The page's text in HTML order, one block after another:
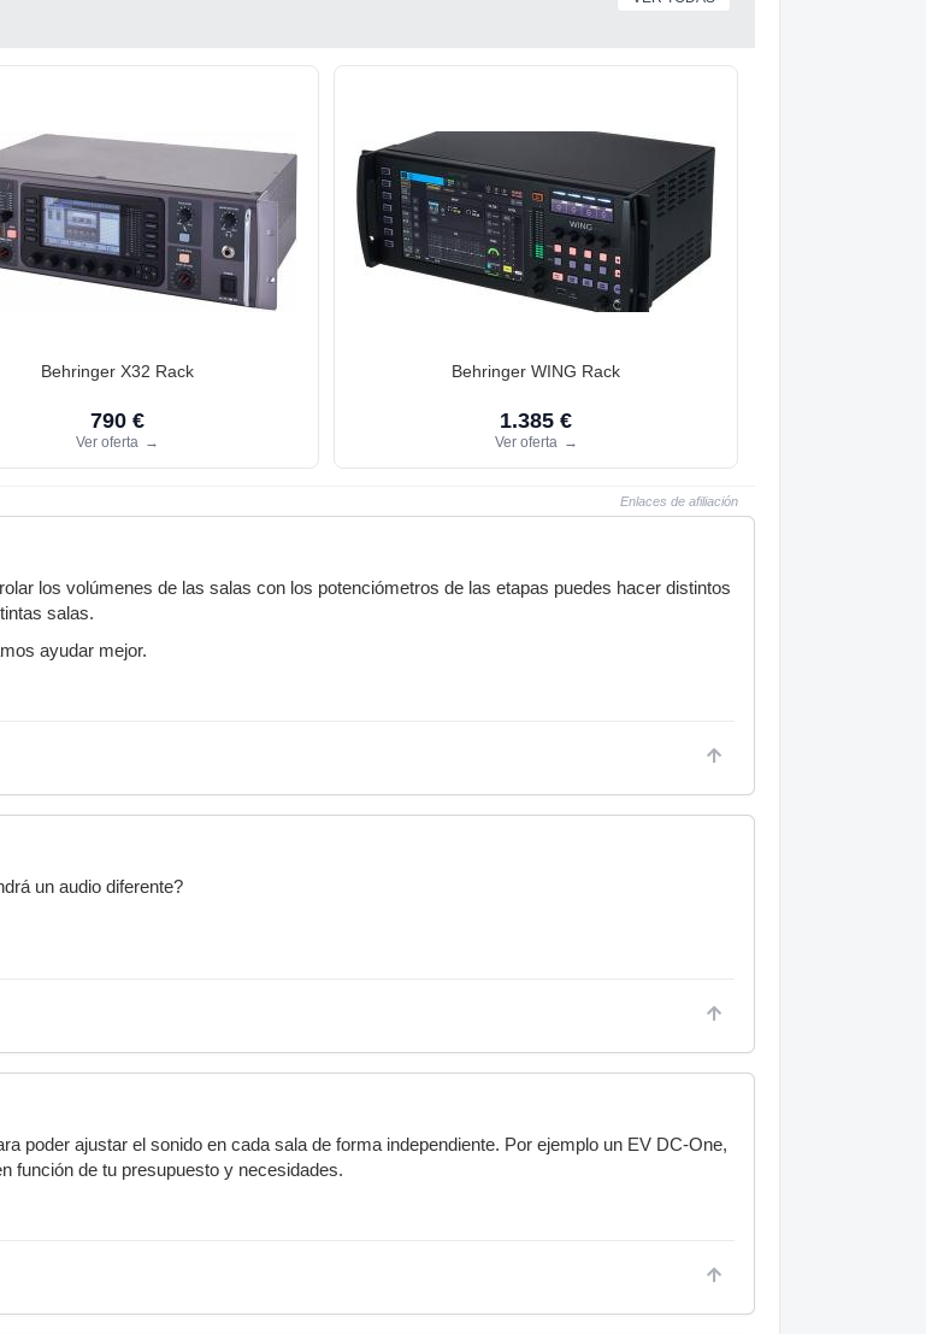
Behringer X32 Rack
790 €
Ver oferta →
Behringer WING Rack
1.385 €
Ver oferta →
Enlaces de afiliación
los volúmenes de las salas con los potenciómetros de las etapas puedes hacer distintos
salas.
ayudar mejor.
un audio diferente?
poder ajustar el sonido en cada sala de forma independiente. Por ejemplo un EV DC-One,
función de tu presupuesto y necesidades.